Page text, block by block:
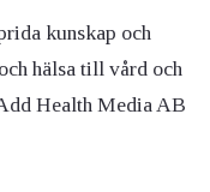
kunskap och
hälsa till vård och
Health Media AB